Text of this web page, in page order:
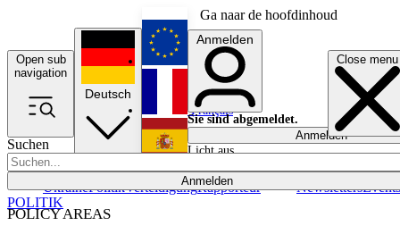
Ga naar de hoofdinhoud
Open sub
navigation
Close menu
Suchen
Anmelden
POLICY AREAS
UkrainePolitikVerteidigungRapporteur NewslettersEvents
Deutsch
English
Français
Anmelden
Sie sind abgemeldet.
Anmelden
Licht aus
POLITIK